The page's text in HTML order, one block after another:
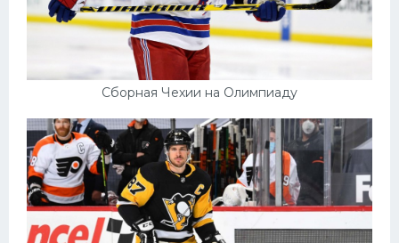
Сборная Чехии на Олимпиаду